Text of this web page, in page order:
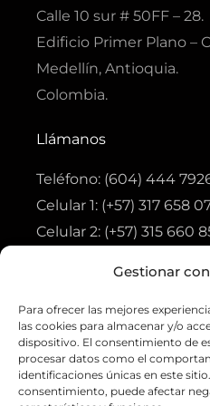
Gestionar
Para ofrecer las mejores
las cookies para almacenar y/o
dispositivo. El consentimiento de
procesar datos como el
identificaciones únicas en este
consentimiento, puede afectar
-
m
Calle 10 sur # 50FF – 28.
Edificio Primer Plano –
Medellín, Antioquia.
Colombia.
Llámanos
Teléfono: (604) 444
Celular 1: (+57) 317 658
Celular 2: (+57) 315 660
Tienda
Ofertas
Aviso de privacidad
Política de tratamiento